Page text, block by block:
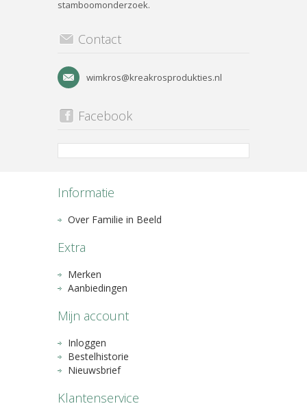
stamboomonderzoek.
Contact
wimkros@kreakrosprodukties.nl
Facebook
Informatie
Over Familie in Beeld
Extra
Merken
Aanbiedingen
Mijn account
Inloggen
Bestelhistorie
Nieuwsbrief
Klantenservice